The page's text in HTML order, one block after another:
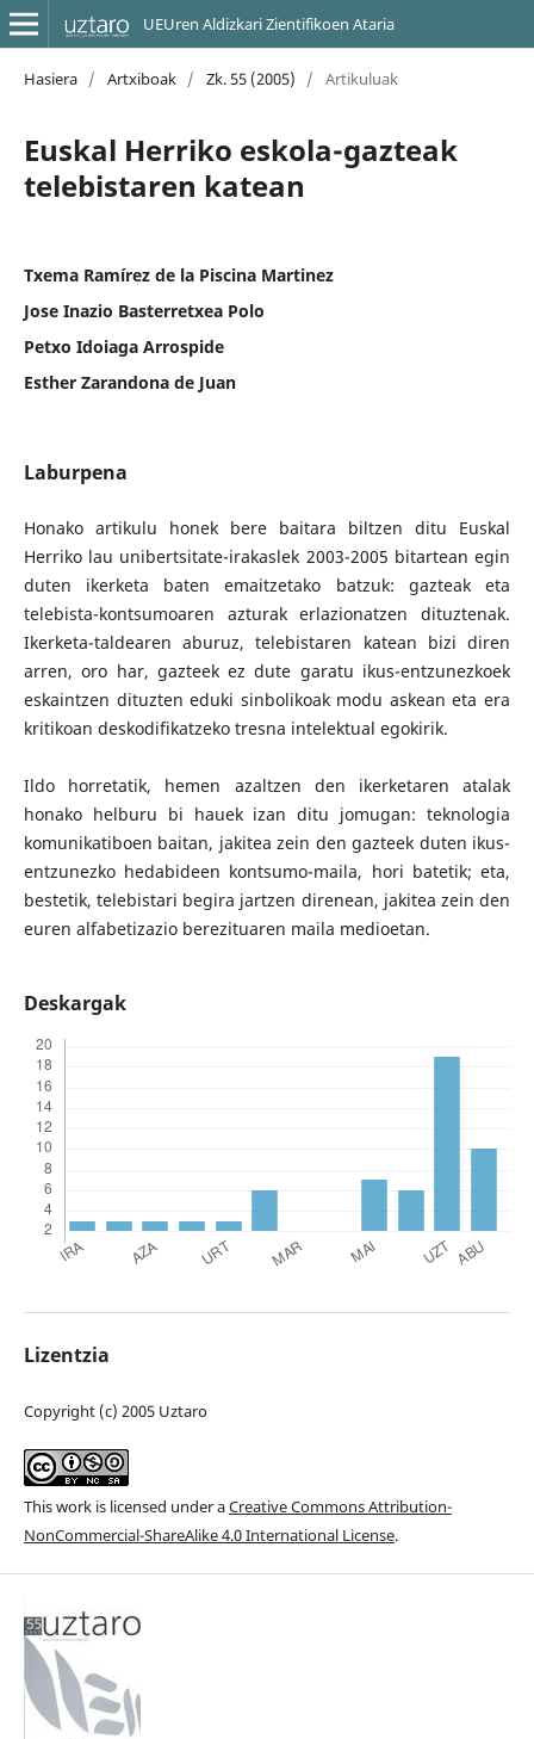
UEUren Aldizkari Zientifikoen Ataria
Hasiera / Artxiboak / Zk. 55 (2005) / Artikuluak
Euskal Herriko eskola-gazteak
telebistaren katean
Txema Ramírez de la Piscina Martinez
Jose Inazio Basterretxea Polo
Petxo Idoiaga Arrospide
Esther Zarandona de Juan
Laburpena
Honako artikulu honek bere baitara biltzen ditu Euskal
Herriko lau unibertsitate-irakaslek 2003-2005 bitartean egin
duten ikerketa baten emaitzetako batzuk: gazteak eta
telebista-kontsumoaren azturak erlazionatzen dituztenak.
Ikerketa-taldearen aburuz, telebistaren katean bizi diren
arren, oro har, gazteek ez dute garatu ikus-entzunezkoek
eskaintzen dituzten eduki sinbolikoak modu askean eta era
kritikoan deskodifikatzeko tresna intelektual egokirik.
Ildo horretatik, hemen azaltzen den ikerketaren atalak
honako helburu bi hauek izan ditu jomugan: teknologia
komunikatiboen baitan, jakitea zein den gazteek duten ikus-
entzunezko hedabideen kontsumo-maila, hori batetik; eta,
bestetik, telebistari begira jartzen direnean, jakitea zein den
euren alfabetizazio berezituaren maila medioetan.
Deskargak
Lizentzia
Copyright (c) 2005 Uztaro
This work is licensed under aCreative Commons Attribution-
NonCommercial-ShareAlike 4.0 International License.